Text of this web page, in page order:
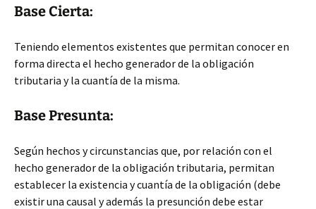
Base Cierta:
Teniendo elementos existentes que permitan conocer en
forma directa el hecho generador de la obligación
tributaria y la cuantía de la misma.
Base Presunta:
Según hechos y circunstancias que, por relación con el
hecho generador de la obligación tributaria, permitan
establecer la existencia y cuantía de la obligación (debe
existir una causal y además la presunción debe estar